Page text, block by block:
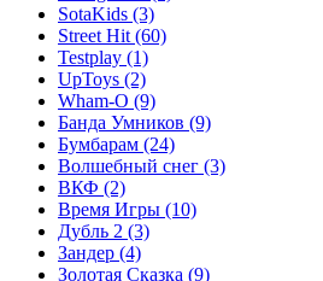
SotaKids (3)
Street Hit (60)
Testplay (1)
UpToys (2)
Wham-O (9)
Банда Умников (9)
Бумбарам (24)
Волшебный снег (3)
ВКФ (2)
Время Игры (10)
Дубль 2 (3)
Зандер (4)
Золотая Сказка (9)